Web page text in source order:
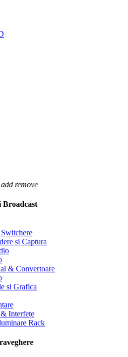
add remove
Broadcast
si Captura
& Convertoare
si Grafica
Interfețe
Rack